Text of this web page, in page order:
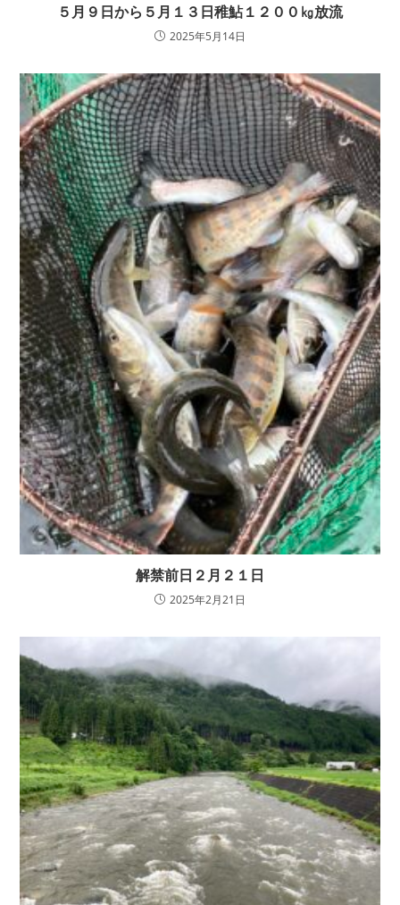
５月９日から５月１３日稚鮎１２００㎏放流
2025年5月14日
解禁前日２月２１日
2025年2月21日